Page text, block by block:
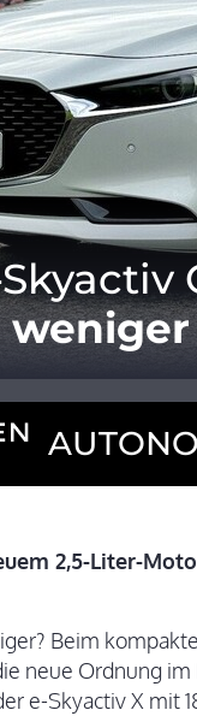
weniger
2,5-Liter-
Beim
neue Ordnung
e-Skyactiv X mit